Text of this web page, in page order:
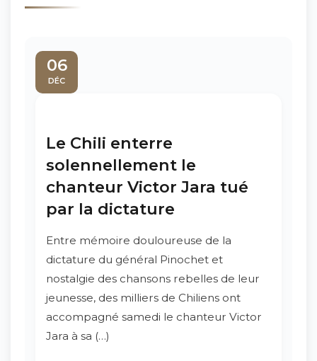
06
DÉC
Le Chili enterre
solennellement le
chanteur Victor Jara tué
par la dictature
Entre mémoire douloureuse de la
dictature du général Pinochet et
nostalgie des chansons rebelles de leur
jeunesse, des milliers de Chiliens ont
accompagné samedi le chanteur Victor
Jara à sa (…)